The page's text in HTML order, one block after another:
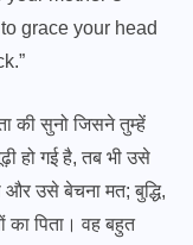
grace your head
की सुनो जिसने तुम्हें
हो गई है, तब भी उसे
उसे बेचना मत; बुद्धि,
का पिता। वह बहुत